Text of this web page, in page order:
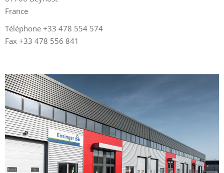
France
Téléphone +33 478 554 574
Fax +33 478 556 841